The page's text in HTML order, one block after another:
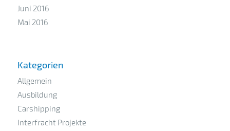
Juni 2016
Mai 2016
Kategorien
Allgemein
Ausbildung
Carshipping
Interfracht Projekte